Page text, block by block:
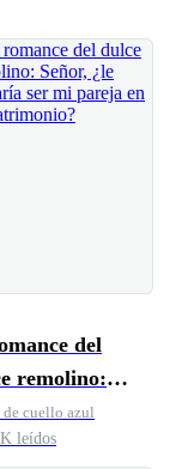
del
remolino:
¿le gustaría
pareja en el
de cuello azul
leídos